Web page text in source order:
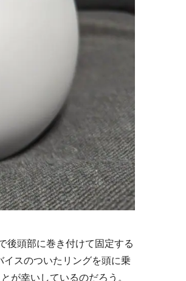
後頭部に巻き付けて固定する
イスのついたリングを頭に乗
が幸いしているのだろう。